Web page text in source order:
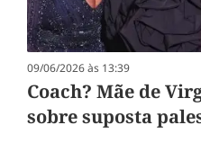
09/06/2026 às 13:39
Coach? Mãe de
sobre suposta